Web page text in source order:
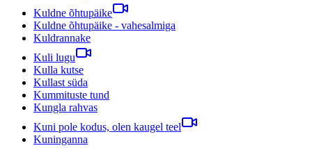
Kuldne õhtupäike
Kuldne õhtupäike - vahesalmiga
Kuldrannake
Kuli lugu
Kulla kutse
Kullast süda
Kummituste tund
Kungla rahvas
Kuni pole kodus, olen kaugel teel
Kuninganna